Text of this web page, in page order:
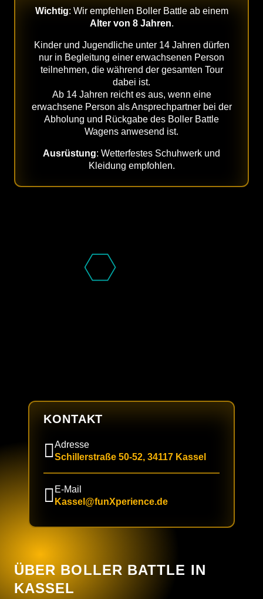
Wichtig: Wir empfehlen Boller Battle ab einem
Alter von 8 Jahren.
Kinder und Jugendliche unter 14 Jahren dürfen
nur in Begleitung einer erwachsenen Person
teilnehmen, die während der gesamten Tour
dabei ist.
Ab 14 Jahren reicht es aus, wenn eine
erwachsene Person als Ansprechpartner bei der
Abholung und Rückgabe des Boller Battle
Wagens anwesend ist.
Ausrüstung: Wetterfestes Schuhwerk und
Kleidung empfohlen.
KONTAKT
Adresse
Schillerstraße 50-52, 34117 Kassel
E-Mail
Kassel@funXperience.de
ÜBER BOLLER BATTLE IN
KASSEL